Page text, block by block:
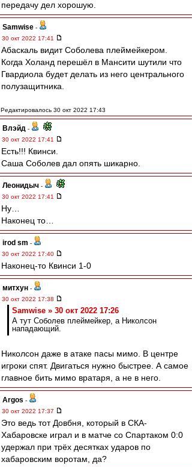
передачу дел хорошую.
Samwise -
30 окт 2022 17:41
Абаскаль видит Соболева плеймейкером.
Когда Холанд перешёл в Мансити шутили что
Гвардиола будет делать из него центрального
полузащитника.
Редактировалось 30 окт 2022 17:43
Влэйд -
30 окт 2022 17:41
Есть!!! Квинси.
Саша Соболев дал опять шикарно.
Леонидыч -
30 окт 2022 17:41
Ну…
Наконец то…
irod sm -
30 окт 2022 17:40
Наконец-то Квинси 1-0
митхун -
30 окт 2022 17:38
Samwise » 30 окт 2022 17:26
А тут Соболев плеймейкер, а Николсон
нападающий.
Николсон даже в атаке пасы мимо. В центре
игроки спят. Двигаться нужно быстрее. А самое
главное бить мимо вратаря, а не в него.
Argos -
30 окт 2022 17:37
Это ведь тот Довбня, который в СКА-
Хабаровске играл и в матче со Спартаком 0:0
удержал при трёх десятках ударов по
хабаровским воротам, да?